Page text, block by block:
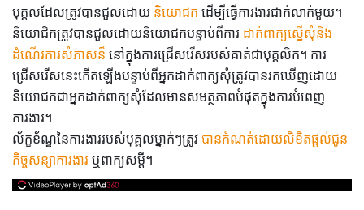
បុគ្គលដែលត្រូវបានជួលដោយ និយោជក ដើម្បីធ្វើការងារជាក់លាក់មួយ។
និយោជិកត្រូវបានជួលដោយនិយោជកបន្ទាប់ពីការ ដាក់ពាក្យស្នើសុំនិង
ដំណើរការសំភាសន៏ នៅក្នុងការជ្រើសរើសរបស់គាត់ជាបុគ្គលិក។ ការ
ជ្រើសរើសនេះកើតឡើងបន្ទាប់ពីអ្នកដាក់ពាក្យសុំត្រូវបានរកឃើញដោយ
និយោជកជាអ្នកដាក់ពាក្យសុំដែលមានសមត្ថភាពបំផុតក្នុងការបំពេញ
ការងារ។
ល័ក្ខខ័ណ្ឌនៃការងាររបស់បុគ្គលម្នាក់ៗត្រូវ បានកំណត់ដោយលិខិតផ្តល់ជូន
កិច្ចសន្យាការងារ ឬពាក្យសម្ដី។